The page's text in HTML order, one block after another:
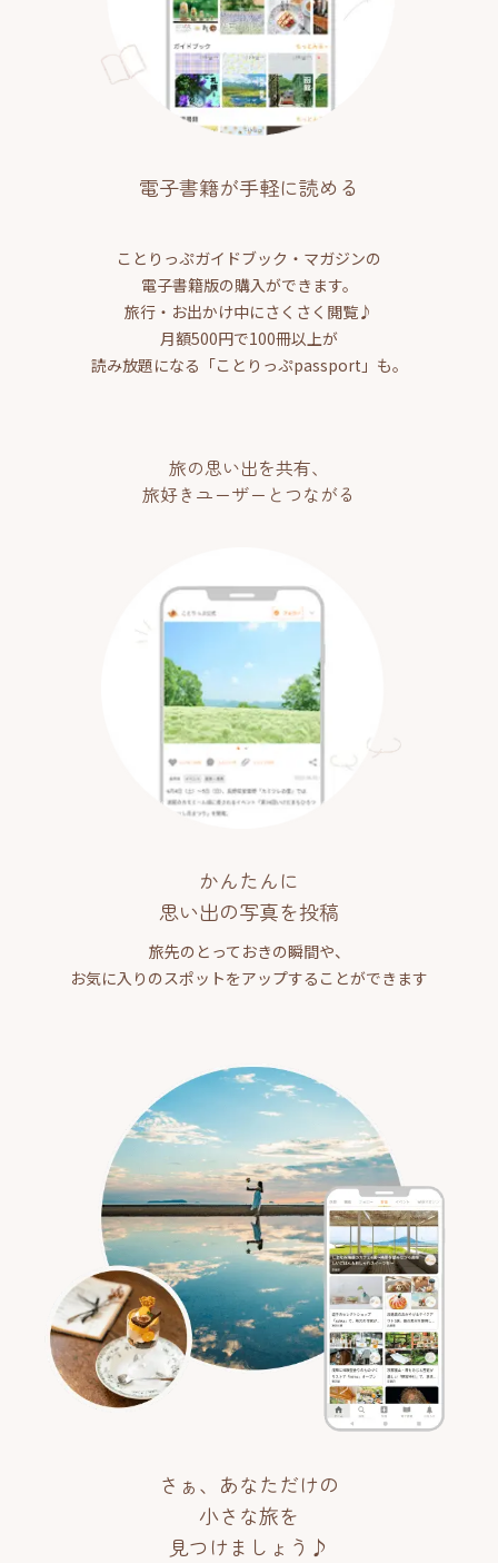
電子書籍が手軽に読める
ことりっぷガイドブック・マガジンの
電子書籍版の購入ができます。
旅行・お出かけ中にさくさく閲覧♪
月額500円で100冊以上が
読み放題になる「ことりっぷpassport」も。
旅の思い出を共有、
旅好きユーザーとつながる
かんたんに
思い出の写真を投稿
旅先のとっておきの瞬間や、
お気に入りのスポットをアップすることができます
さぁ、あなただけの
小さな旅を
見つけましょう♪